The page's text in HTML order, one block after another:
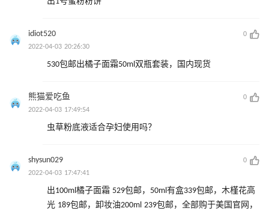
idiot520
0
2022-04-03 20:26:30
530包邮出橘子面霜50ml双瓶套装，国内现货
熊猫爱吃鱼
0
2022-04-03 17:49:54
虫草粉底液适合孕妇使用吗？
shysun029
0
2022-04-03 17:47:41
出100ml橘子面霜 529包邮，50ml有盒339包邮，木槿花高
光 189包邮，卸妆油200ml 239包邮，全部购于美国官网，